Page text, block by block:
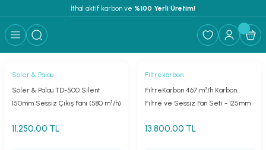
İthal aktif karbon ve %100 Yerli Üretim!
Soler & Palau
Soler & Palau TD-500 Silent
150mm Sessiz Çıkış Fanı (580 m³/h)
11.250,00 TL
Filtrekarbon
FiltreKarbon 467 m³/h Karbon
Filtre ve Sessiz Fan Seti - 125mm
13.800,00 TL